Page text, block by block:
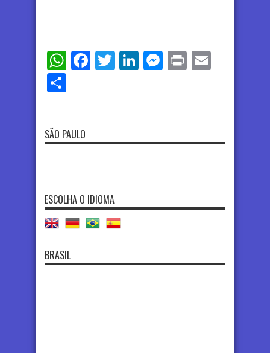
WhatsApp
Facebook
TwitterLinkedIn
Messenger
Print
SÃO PAULO
ESCOLHA O IDIOMA
BRASIL